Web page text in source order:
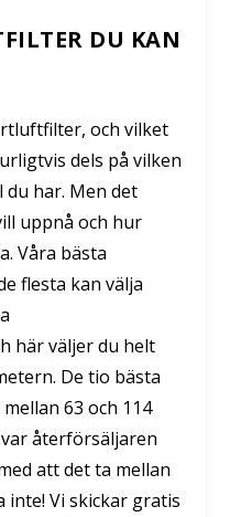
DU KAN
och vilket
dels på vilken
har. Men det
uppnå och hur
Våra bästa
flesta kan välja
här väljer du helt
De tio bästa
63 och 114
återförsäljaren
att det ta mellan
inte! Vi skickar gratis